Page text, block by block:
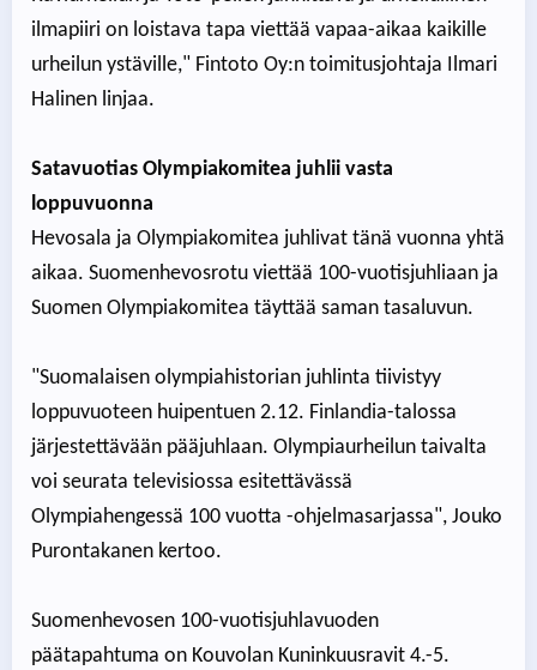
ilmapiiri on loistava tapa viettää vapaa-aikaa kaikille
urheilun ystäville," Fintoto Oy:n toimitusjohtaja Ilmari
Halinen linjaa.
Satavuotias Olympiakomitea juhlii vasta
loppuvuonna
Hevosala ja Olympiakomitea juhlivat tänä vuonna yhtä
aikaa. Suomenhevosrotu viettää 100-vuotisjuhliaan ja
Suomen Olympiakomitea täyttää saman tasaluvun.
"Suomalaisen olympiahistorian juhlinta tiivistyy
loppuvuoteen huipentuen 2.12. Finlandia-talossa
järjestettävään pääjuhlaan. Olympiaurheilun taivalta
voi seurata televisiossa esitettävässä
Olympiahengessä 100 vuotta -ohjelmasarjassa", Jouko
Purontakanen kertoo.
Suomenhevosen 100-vuotisjuhlavuoden
päätapahtuma on Kouvolan Kuninkuusravit 4.-5.